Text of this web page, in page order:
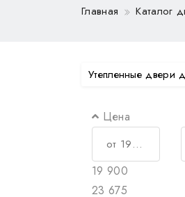
Главная Каталог
Утепленные двери
Цена
19 900
23 675